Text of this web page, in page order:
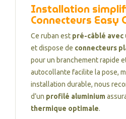
Installation
Connecteurs Easy
Ce ruban est pré-câblé avec
et dispose de connecteurs
pour un branchement rapide
autocollante facilite la pose,
installation durable, nous
d’un profilé aluminium
thermique optimale.